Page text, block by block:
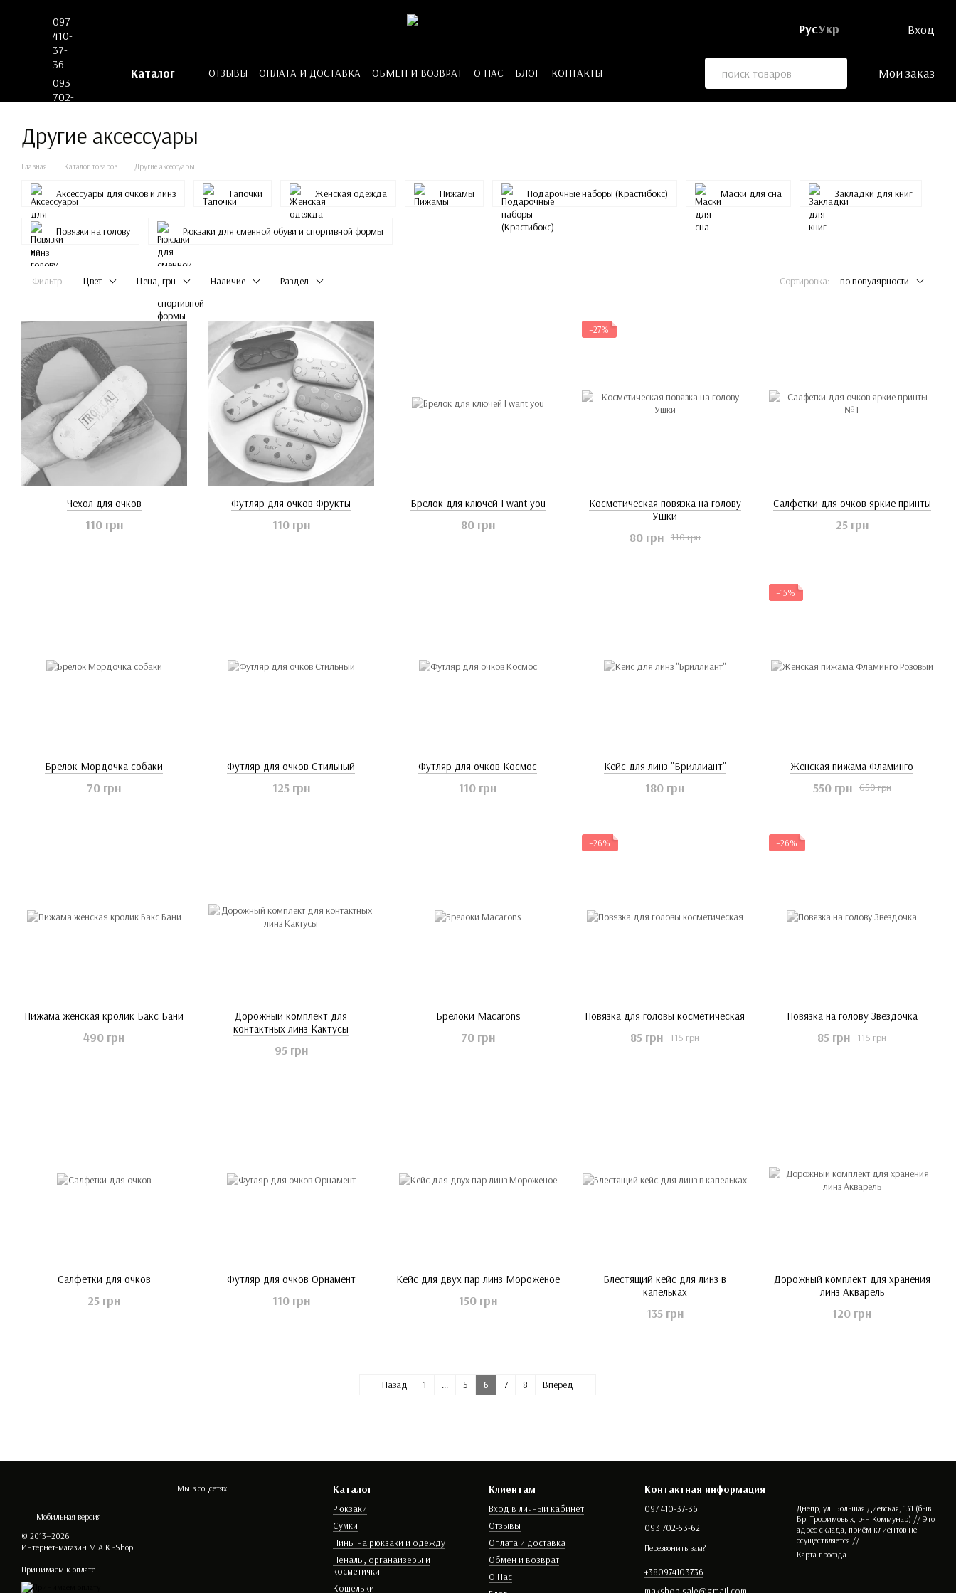
РусУкр Вход
097
410-
37-
36
093
702-
Каталог ОТЗЫВЫ ОПЛАТА И ДОСТАВКА ОБМЕН И ВОЗВРАТ О НАС БЛОГ
КОНТАКТЫ
Мой заказ
Другие аксессуары
Главная Каталог товаров Другие аксессуары
Аксессуары для очков и линз Тапочки Женская одежда Пижамы Подарочные наборы (Крастибокс) Маски для сна Закладки для книг
Повязки на голову Рюкзаки для сменной обуви и спортивной формы
Фильтр Цвет Цена, грн Наличие Раздел Сортировка: по популярности
Чехол для очков
110 грн
Футляр для очков Фрукты
110 грн
Брелок для ключей I want you
80 грн
−27%
Косметическая повязка на голову
Ушки
110 грн
80 грн
Салфетки для очков яркие принты
25 грн
Брелок Мордочка собаки
70 грн
Футляр для очков Стильный
125 грн
Футляр для очков Космос
110 грн
Кейс для линз "Бриллиант"
180 грн
−15%
Женская пижама Фламинго
650 грн
550 грн
Пижама женская кролик Бакс Бани
490 грн
Дорожный комплект для
контактных линз Кактусы
95 грн
Брелоки Macarons
70 грн
−26%
Повязка для головы косметическая
115 грн
85 грн
−26%
Повязка на голову Звездочка
115 грн
85 грн
Салфетки для очков
25 грн
Футляр для очков Орнамент
110 грн
Кейс для двух пар линз Мороженое
150 грн
Блестящий кейс для линз в
капельках
135 грн
Дорожный комплект для хранения
линз Акварель
120 грн
Назад 1 ... 5 6 7 8 Вперед
Мобильная версия
© 2013—2026
Интернет-магазин M.A.K.-Shop
Принимаем к оплате
Мы в соцсетях Каталог
Рюкзаки
Сумки
Пины на рюкзаки и одежду
Пеналы, органайзеры и
косметички
Кошельки
Клиентам
Вход в личный кабинет
Отзывы
Оплата и доставка
Обмен и возврат
О Нас
Контактная информация
097 410-37-36
093 702-53-62
Перезвонить вам?
+380974103736
makshop.sale@gmail.com
Днепр, ул. Большая Диевская, 131 (быв.
Бр. Трофимовых, р-н Коммунар) // Это
адрес склада, приём клиентов не
осуществляется //
Карта проезда